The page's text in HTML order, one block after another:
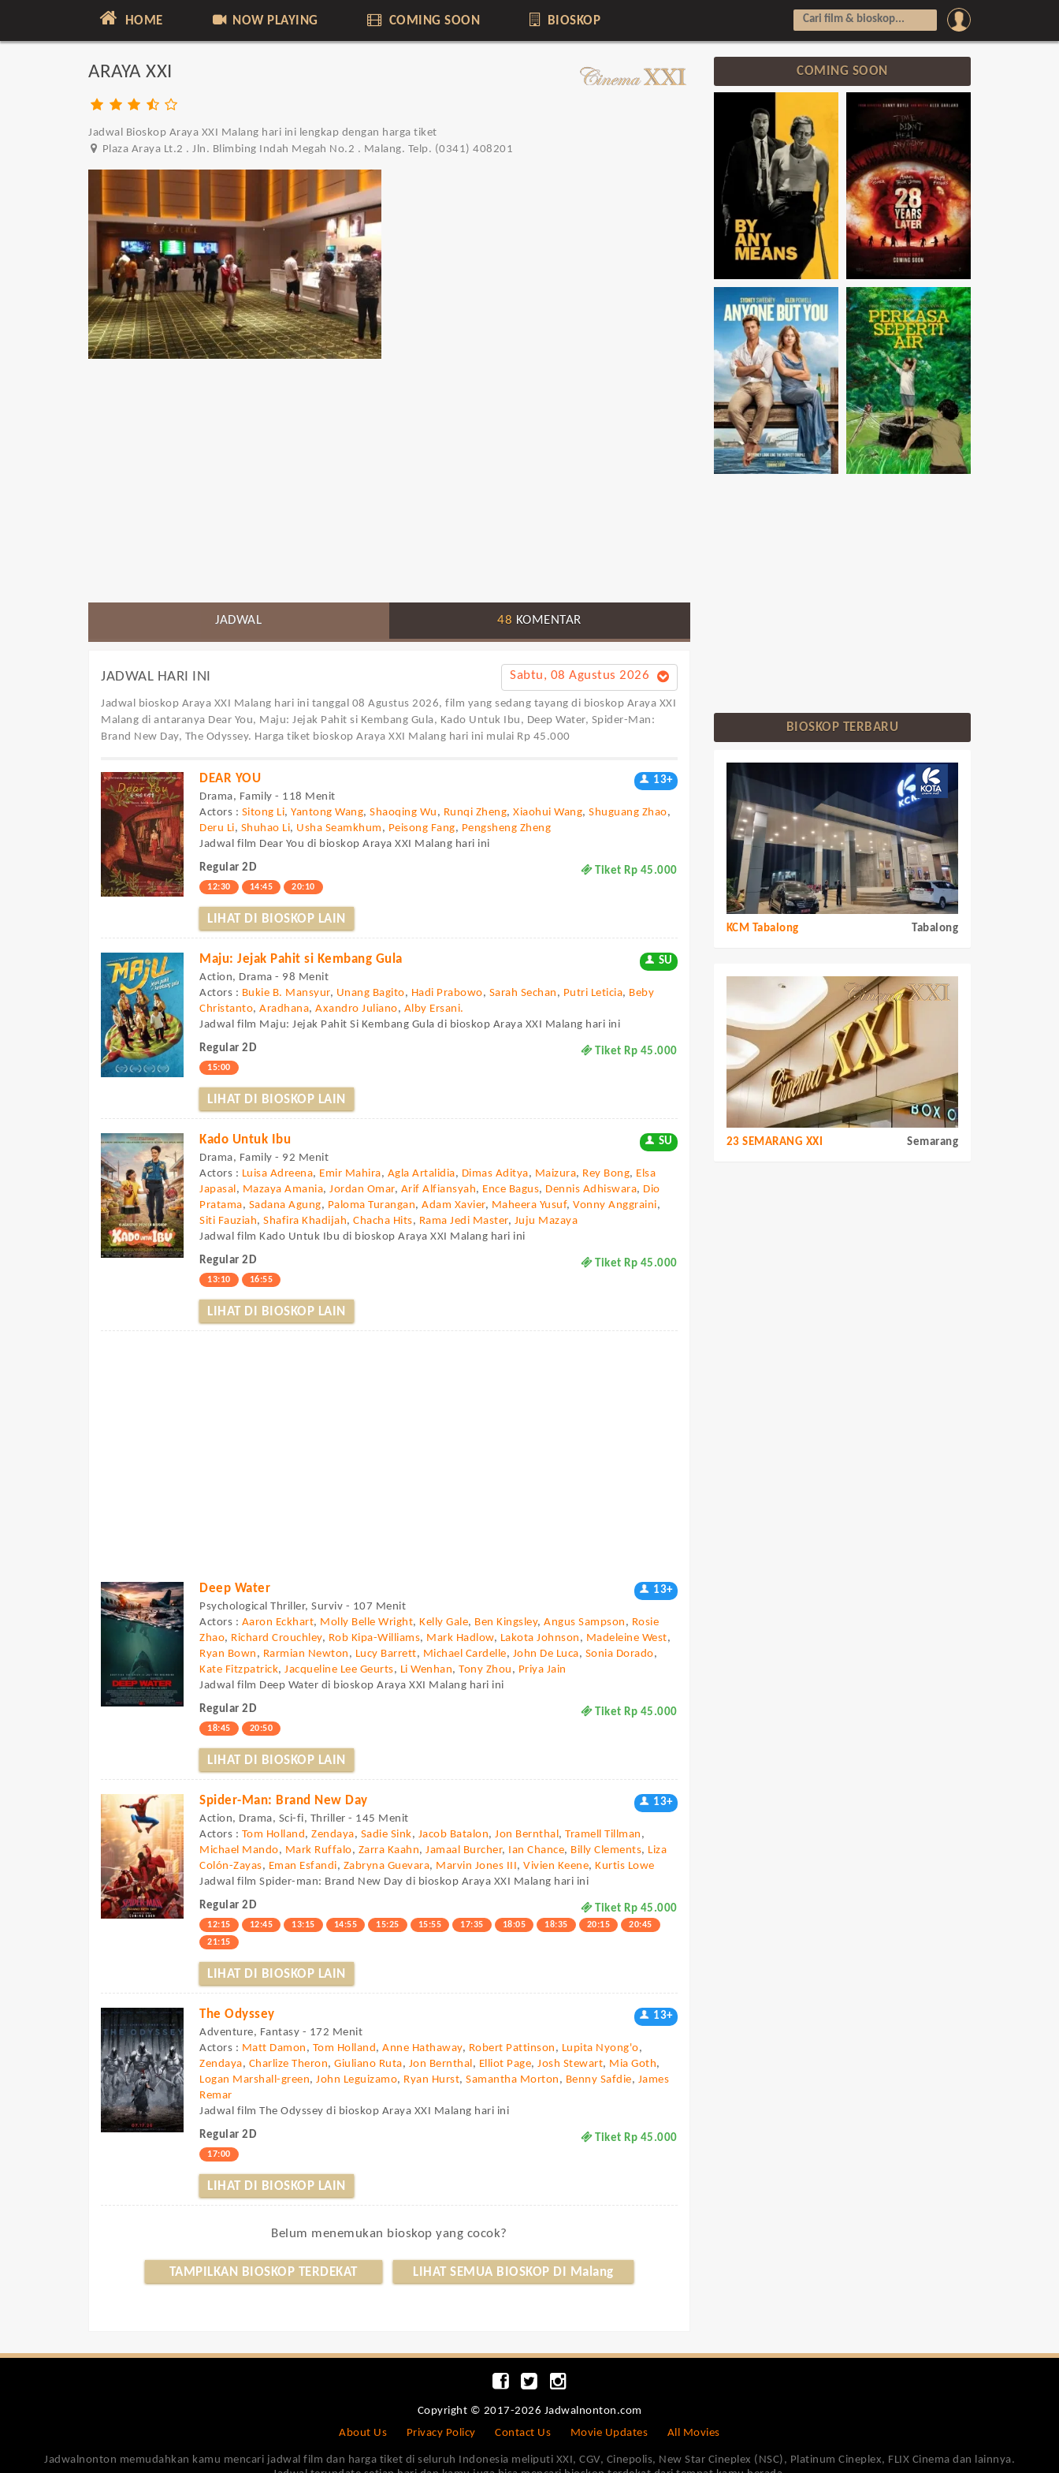
HOME NOW PLAYING COMING SOON BIOSKOP
ARAYA XXI
Jadwal Bioskop Araya XXI Malang hari ini lengkap dengan harga tiket
Plaza Araya Lt.2 . Jln. Blimbing Indah Megah No.2 . Malang. Telp. (0341) 408201
JADWAL 48 KOMENTAR
JADWAL HARI INI Sabtu, 08 Agustus 2026
Jadwal bioskop Araya XXI Malang hari ini tanggal 08 Agustus 2026, film yang sedang tayang di bioskop Araya XXI
Malang di antaranya Dear You, Maju: Jejak Pahit si Kembang Gula, Kado Untuk Ibu, Deep Water, Spider-Man:
Brand New Day, The Odyssey. Harga tiket bioskop Araya XXI Malang hari ini mulai Rp 45.000
DEAR YOU
13+
Drama, Family - 118 Menit
Actors : Sitong Li,Yantong Wang,Shaoqing Wu , Runqi Zheng,Xiaohui Wang,Shuguang Zhao,
Deru Li, Shuhao Li, Usha Seamkhum , Peisong Fang, Pengsheng Zheng
Jadwal film Dear You di bioskop Araya XXI Malang hari ini
Regular 2D
Tiket Rp 45.000
12:30 14:45 20:10
LIHAT DI BIOSKOP LAIN
Maju: Jejak Pahit si Kembang Gula
SU
Action, Drama - 98 Menit
Actors : Bukie B. Mansyur, Unang Bagito, Hadi Prabowo, Sarah Sechan , Putri Leticia, Beby
Christanto,Aradhana,Axandro Juliano, Alby Ersani.
Jadwal film Maju: Jejak Pahit Si Kembang Gula di bioskop Araya XXI Malang hari ini
Regular 2D
Tiket Rp 45.000
15:00
LIHAT DI BIOSKOP LAIN
Kado Untuk Ibu
SU
Drama, Family - 92 Menit
Actors : Luisa Adreena, Emir Mahira, Agla Artalidia, Dimas Aditya, Maizura, Rey Bong, Elsa
Japasal, Mazaya Amania,Jordan Omar, Arif Alfiansyah, Ence Bagus, Dennis Adhiswara, Dio
Pratama, Sadana Agung, Paloma Turangan,Adam Xavier, Maheera Yusuf,Vonny Anggraini,
Siti Fauziah,Shafira Khadijah,Chacha Hits, Rama Jedi Master, Juju Mazaya
Jadwal film Kado Untuk Ibu di bioskop Araya XXI Malang hari ini
Regular 2D
Tiket Rp 45.000
13:10 16:55
LIHAT DI BIOSKOP LAIN
Deep Water
13+
Psychological Thriller, Surviv - 107 Menit
Actors : Aaron Eckhart, Molly Belle Wright,Kelly Gale, Ben Kingsley,Angus Sampson , Rosie
Zhao, Richard Crouchley, Rob Kipa-Williams, Mark Hadlow, Lakota Johnson , Madeleine West,
Ryan Bown , Rarmian Newton , Lucy Barrett, Michael Cardelle, John De Luca, Sonia Dorado,
Kate Fitzpatrick,Jacqueline Lee Geurts, Li Wenhan,Tony Zhou , Priya Jain
Jadwal film Deep Water di bioskop Araya XXI Malang hari ini
Regular 2D
Tiket Rp 45.000
18:45 20:50
LIHAT DI BIOSKOP LAIN
Spider-Man: Brand New Day
13+
Action, Drama, Sci-fi, Thriller - 145 Menit
Actors : Tom Holland,Zendaya, Sadie Sink, Jacob Batalon,Jon Bernthal,Tramell Tillman ,
Michael Mando, Mark Ruffalo, Zarra Kaahn,Jamaal Burcher, Ian Chance, Billy Clements, Liza
Colón-Zayas, Eman Esfandi, Zabryna Guevara, Marvin Jones III,Vivien Keene,Kurtis Lowe
Jadwal film Spider-man: Brand New Day di bioskop Araya XXI Malang hari ini
Regular 2D
Tiket Rp 45.000
12:15 12:45 13:15 14:55 15:25 15:55 17:35 18:05 18:35 20:15
20:45
21:15
LIHAT DI BIOSKOP LAIN
The Odyssey
13+
Adventure, Fantasy - 172 Menit
Actors : Matt Damon , Tom Holland,Anne Hathaway, Robert Pattinson , Lupita Nyong'o,
Zendaya, Charlize Theron,Giuliano Ruta, Jon Bernthal, Elliot Page,Josh Stewart, Mia Goth,
Logan Marshall-green,John Leguizamo, Ryan Hurst,Samantha Morton , Benny Safdie, James
Remar
Jadwal film The Odyssey di bioskop Araya XXI Malang hari ini
Regular 2D
Tiket Rp 45.000
17:00
LIHAT DI BIOSKOP LAIN
Belum menemukan bioskop yang cocok?
TAMPILKAN BIOSKOP TERDEKAT LIHAT SEMUA BIOSKOP DI Malang
COMING SOON
BIOSKOP TERBARU
KCM Tabalong Tabalong
23 SEMARANG XXI Semarang
Copyright © 2017-2026 Jadwalnonton.com
About Us
Privacy Policy Contact Us Movie Updates All Movies
Jadwalnonton memudahkan kamu mencari jadwal film dan harga tiket di seluruh Indonesia meliputi XXI, CGV, Cinepolis, New Star Cineplex (NSC), Platinum Cineplex, FLIX Cinema dan lainnya.